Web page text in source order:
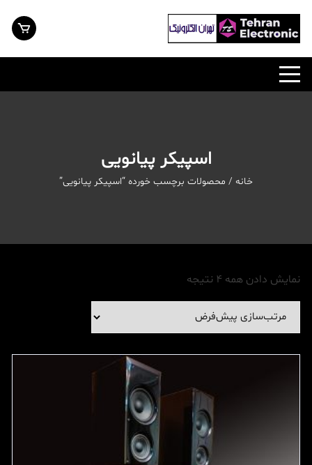
محتوا
اسپیکر پیانویی
خانه / محصولات برچسب خورده “اسپیکر پیانویی”
نمایش دادن همه 4 نتیجه